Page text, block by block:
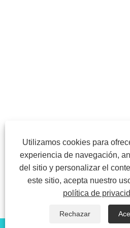
Utilizamos cookies para
experiencia de navegación,
del sitio y personalizar el
este sitio, acepta nuestro
política de
Rechazar